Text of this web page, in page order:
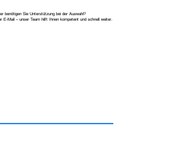
benötigen Sie Unterstützung bei der Auswahl?
E-Mail – unser Team hilft Ihnen kompetent und schnell weiter.